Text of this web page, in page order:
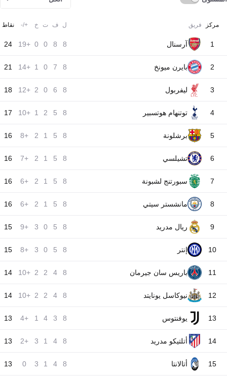
مركز فريق ل ف ت خ +/- نقاط
1 آرسنال 8
8
0
0
+19
24
2 بايرن ميونخ 8
7
0
1
+14
21
3 ليفربول 8
6
0
2
+12
18
4 توتنهام هوتسبير 8
5
2
1
+10
17
5 برشلونة 8
5
1
2
+8
16
6 تشيلسي 8
5
1
2
+7
16
7 سبورتنج لشبونة 8
5
1
2
+6
16
8 مانشستر سيتي 8
5
1
2
+6
16
9 ريال مدريد 8
5
0
3
+9
15
10 إنتر 8
5
0
3
+8
15
11 باريس سان جيرمان 8
4
2
2
+10
14
12 نيوكاسل يونايتد 8
4
2
2
+10
14
13 يوفنتوس 8
3
4
1
+4
13
14 أتلتيكو مدريد 8
4
1
3
+2
13
15 أتالانتا 8
4
1
3
0
13